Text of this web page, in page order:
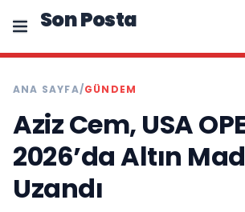
Son Posta
ANA SAYFA/GÜNDEM
Aziz Cem, USA
2026’da Altın
Uzandı